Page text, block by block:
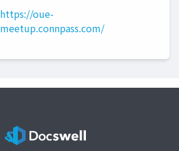
https://oue-
meetup.connpass.com/